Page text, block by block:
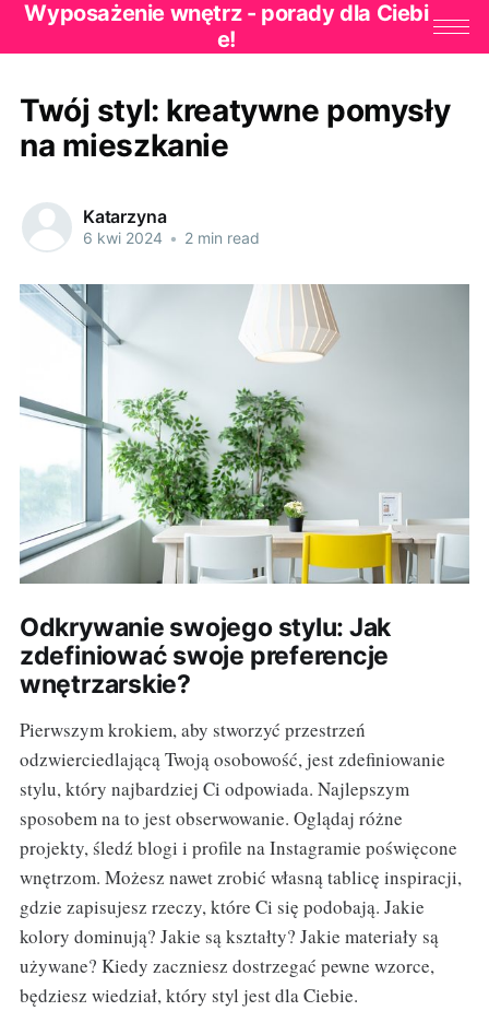
Wyposażenie wnętrz - porady dla Ciebi
e!
Twój styl: kreatywne pomysły
na mieszkanie
Katarzyna
6 kwi 2024 • 2 min read
Odkrywanie swojego stylu: Jak
zdefiniować swoje preferencje
wnętrzarskie?
Pierwszym krokiem, aby stworzyć przestrzeń
odzwierciedlającą Twoją osobowość, jest zdefiniowanie
stylu, który najbardziej Ci odpowiada. Najlepszym
sposobem na to jest obserwowanie. Oglądaj różne
projekty, śledź blogi i profile na Instagramie poświęcone
wnętrzom. Możesz nawet zrobić własną tablicę inspiracji,
gdzie zapisujesz rzeczy, które Ci się podobają. Jakie
kolory dominują? Jakie są kształty? Jakie materiały są
używane? Kiedy zaczniesz dostrzegać pewne wzorce,
będziesz wiedział, który styl jest dla Ciebie.